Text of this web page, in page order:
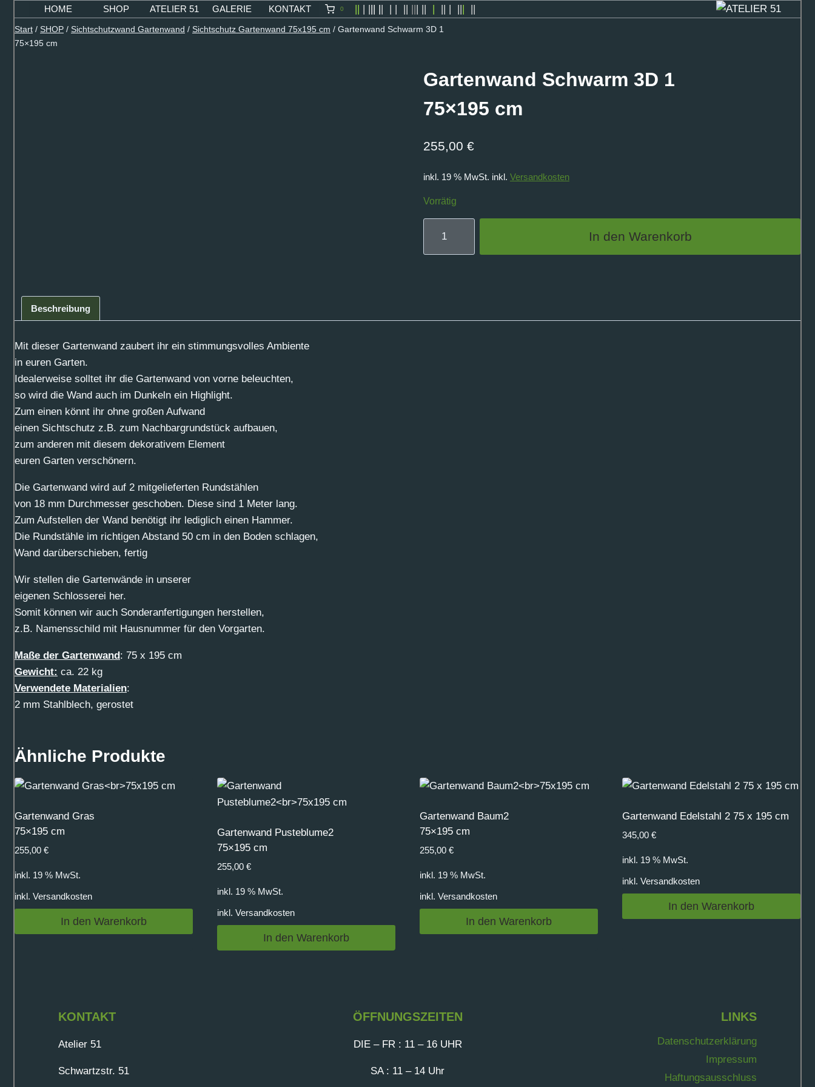
Inhalt
springen
HOME SHOP ATELIER 51 GALERIE KONTAKT 0
Start / SHOP / Sichtschutzwand Gartenwand / Sichtschutz Gartenwand 75x195 cm / Gartenwand Schwarm 3D 1
75×195 cm
Gartenwand Schwarm 3D 1
75×195 cm
255,00 €
inkl. 19 % MwSt. inkl. Versandkosten
Vorrätig
Schwarm
3D
In den Warenkorb
Beschreibung
Mit dieser Gartenwand zaubert ihr ein stimmungsvolles Ambiente
in euren Garten.
Idealerweise solltet ihr die Gartenwand von vorne beleuchten,
so wird die Wand auch im Dunkeln ein Highlight.
Zum einen könnt ihr ohne großen Aufwand
einen Sichtschutz z.B. zum Nachbargrundstück aufbauen,
zum anderen mit diesem dekorativem Element
euren Garten verschönern.
Die Gartenwand wird auf 2 mitgelieferten Rundstählen
von 18 mm Durchmesser geschoben. Diese sind 1 Meter lang.
Zum Aufstellen der Wand benötigt ihr lediglich einen Hammer.
Die Rundstähle im richtigen Abstand 50 cm in den Boden schlagen,
Wand darüberschieben, fertig
Wir stellen die Gartenwände in unserer
eigenen Schlosserei her.
Somit können wir auch Sonderanfertigungen herstellen,
z.B. Namensschild mit Hausnummer für den Vorgarten.
Maße der Gartenwand: 75 x 195 cm
Gewicht: ca. 22 kg
Verwendete Materialien:
2 mm Stahlblech, gerostet
Ähnliche Produkte
Gartenwand Gras
75×195 cm
255,00 €
inkl. 19 % MwSt.
inkl. Versandkosten
In den Warenkorb
Gartenwand Pusteblume2
75×195 cm
255,00 €
inkl. 19 % MwSt.
inkl. Versandkosten
In den Warenkorb
Gartenwand Baum2
75×195 cm
255,00 €
inkl. 19 % MwSt.
inkl. Versandkosten
In den Warenkorb
Gartenwand Edelstahl 2 75 x 195 cm
345,00 €
inkl. 19 % MwSt.
inkl. Versandkosten
In den Warenkorb
KONTAKT
Atelier 51
Schwartzstr. 51
ÖFFNUNGSZEITEN
DIE – FR : 11 – 16 UHR
SA : 11 – 14 Uhr
LINKS
Datenschutzerklärung
Impressum
Haftungsausschluss